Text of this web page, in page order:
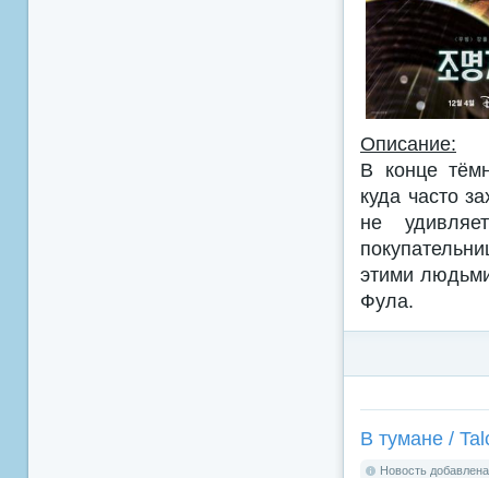
Описание:
В конце
куда часто
не
этими
Фула.
В тумане /
Новость